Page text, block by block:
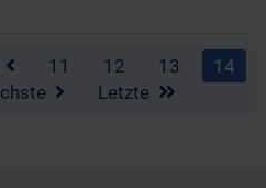
11 12 13
14
Letzte